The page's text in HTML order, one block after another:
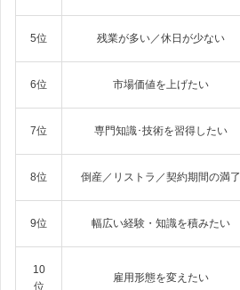
5位 残業が多い／休日が少ない
6位 市場価値を上げたい
7位 専門知識･技術を習得したい
8位 倒産／リストラ／契約期間の満了
9位 幅広い経験・知識を積みたい
10
位
雇用形態を変えたい